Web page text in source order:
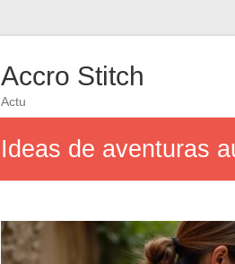
Accro Stitch
Actu
Ideas de aventuras